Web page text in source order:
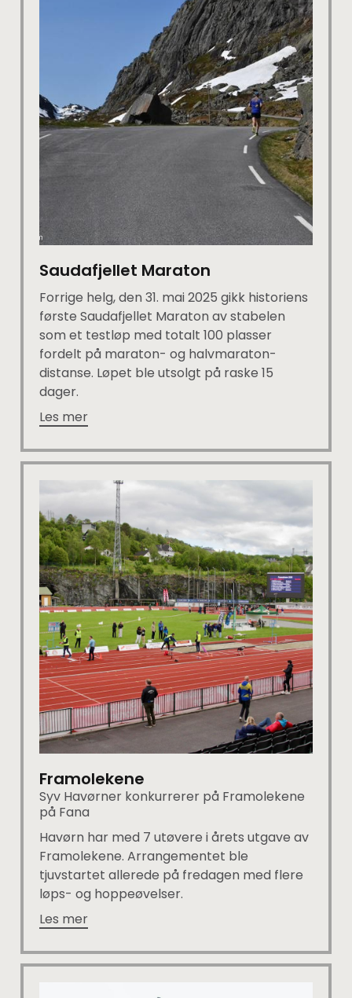
Saudafjellet Maraton
Forrige helg, den 31. mai 2025 gikk historiens
første Saudafjellet Maraton av stabelen
som et testløp med totalt 100 plasser
fordelt på maraton- og halvmaraton-
distanse. Løpet ble utsolgt på raske 15
dager.
Les mer
Framolekene
Syv Havørner konkurrerer på Framolekene
på Fana
Havørn har med 7 utøvere i årets utgave av
Framolekene. Arrangementet ble
tjuvstartet allerede på fredagen med flere
løps- og hoppeøvelser.
Les mer